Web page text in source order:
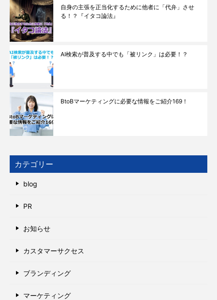
自身の主張を正当化するために他者に「代弁」させ
る！？『イタコ論法』
AI検索が普及する中でも「被リンク」は必要！？
BtoBマーケティングに必要な情報をご紹介169！
カテゴリー
blog
PR
お知らせ
カスタマーサクセス
ブランディング
マーケティング